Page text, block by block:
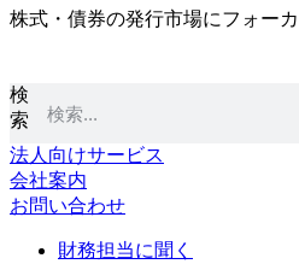
コ
ン
ツ
に
ス
キ
ッ
株式・債券の発行市場にフォー
検
索
法人向けサービス
会社案内
お問い合わせ
財務担当に聞く